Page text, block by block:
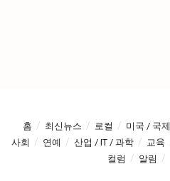
홈 최신뉴스 로컬 미국 / 국제
사회
연예 산업 / IT / 과학 교육
컬럼
알림